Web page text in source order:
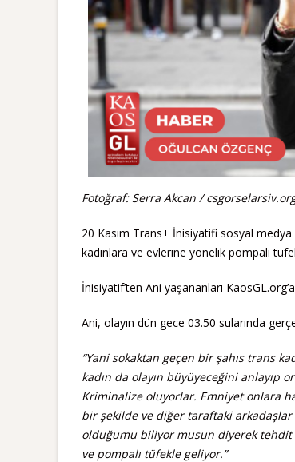
Fotoğraf: Serra Akcan /
20 Kasım Trans+ İnisiyatifi sosyal
kadınlara ve evlerine yönelik pompalı
İnisiyatif’ten Ani yaşananları
Ani, olayın dün gece 03.50 sularında
“Yani sokaktan geçen bir şahıs trans
kadın da olayın büyüyeceğini anlayıp
Kriminalize oluyorlar. Emniyet onlara
bir şekilde ve diğer taraftaki arkadaşlar
olduğumu biliyor musun diyerek tehdit
ve pompalı tüfekle geliyor.”